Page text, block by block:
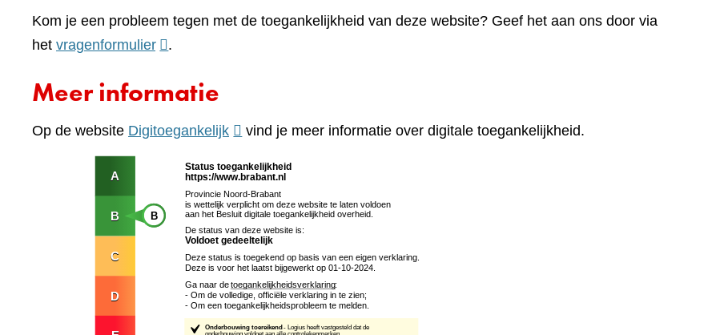
Kom je een probleem tegen met de toegankelijkheid van deze website? Geef het aan ons door via
het vragenformulier(verwijst
een
website)
.
Meer informatie
Op de website Digitoegankelijk(verwijst
een
andere
website)
vind je meer informatie over digitale toegankelijkheid.